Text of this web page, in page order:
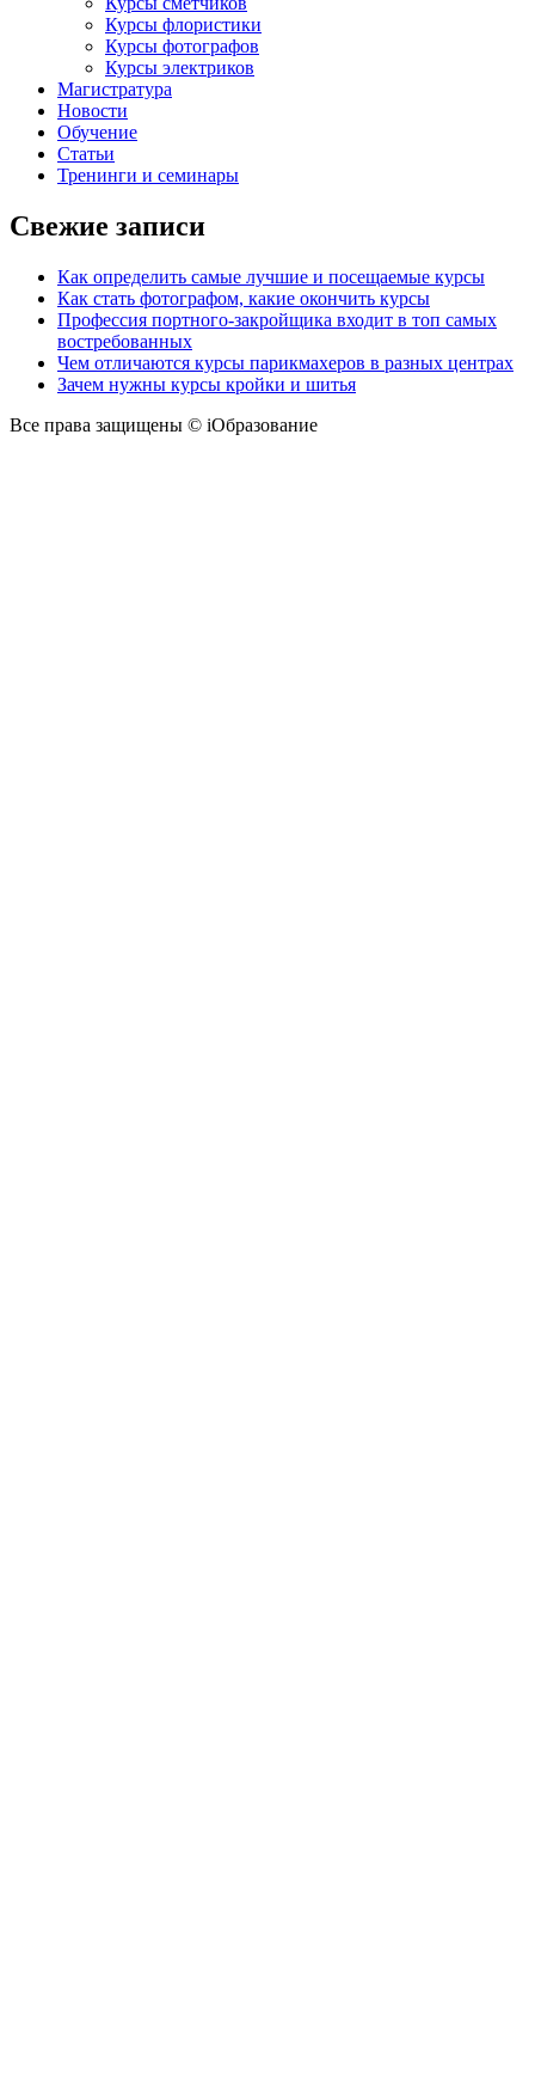
Курсы флористики
Курсы фотографов
Курсы электриков
Магистратура
Новости
Обучение
Статьи
Тренинги и семинары
Свежие записи
Как определить самые лучшие и посещаемые курсы
Как стать фотографом, какие окончить курсы
Профессия портного-закройщика входит в топ самых
востребованных
Чем отличаются курсы парикмахеров в разных центрах
Зачем нужны курсы кройки и шитья
Все права защищены © iОбразование